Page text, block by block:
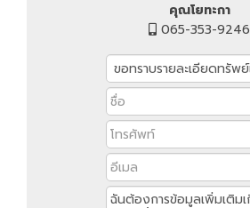
คุณโยทะกา
065-353-9246